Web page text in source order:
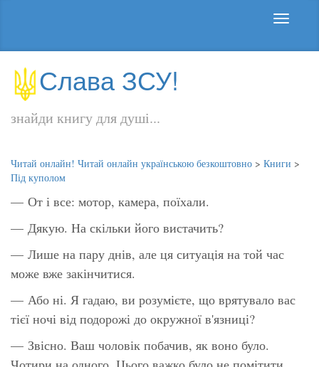
Слава ЗСУ!
знайди книгу для душі...
Читай онлайн! Читай онлайн українською безкоштовно > Книги >
Під куполом
— От і все: мотор, камера, поїхали.
— Дякую. На скільки його вистачить?
— Лише на пару днів, але ця ситуація на той час
може вже закінчитися.
— Або ні. Я гадаю, ви розумієте, що врятувало вас
тієї ночі від подорожі до окружної в'язниці?
— Звісно. Ваш чоловік побачив, як воно було.